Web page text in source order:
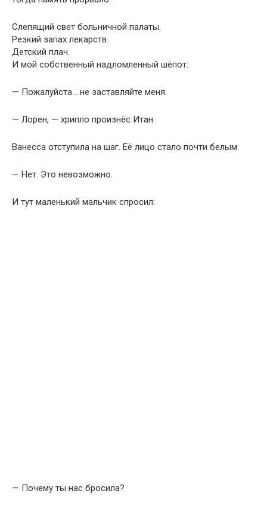
Слепящий свет больничной палаты.
Резкий запах лекарств.
Детский плач.
И мой собственный надломленный шёпот:
— Пожалуйста… не заставляйте меня.
— Лорен, — хрипло произнёс Итан.
Ванесса отступила на шаг. Её лицо стало почти белым.
— Нет. Это невозможно.
И тут маленький мальчик спросил:
— Почему ты нас бросила?